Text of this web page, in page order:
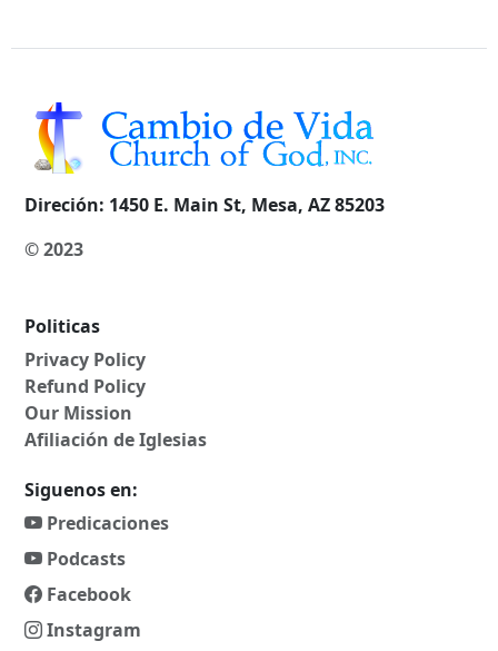
Direción: 1450 E. Main St, Mesa, AZ 85203
© 2023
Politicas
Privacy Policy
Refund Policy
Our Mission
Afiliación de Iglesias
Siguenos en:
Predicaciones
Podcasts
Facebook
Instagram